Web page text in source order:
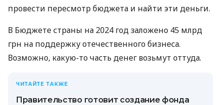
провести пересмотр бюджета и найти эти деньги.
В Бюджете страны на 2024 год заложено 45 млрд
грн на поддержку отечественного бизнеса.
Возможно, какую-то часть денег возьмут оттуда.
ЧИТАЙТЕ ТАКЖЕ
Правительство готовит создание фонда